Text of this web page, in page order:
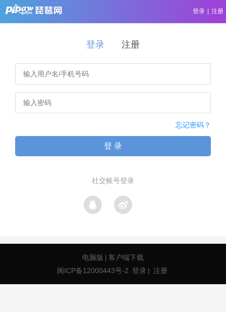
登录 注册
登录 注册
忘记密码？
登 录
社交账号登录
电脑版 | 客户端下载
闽ICP备12000443号-2 登录 | 注册